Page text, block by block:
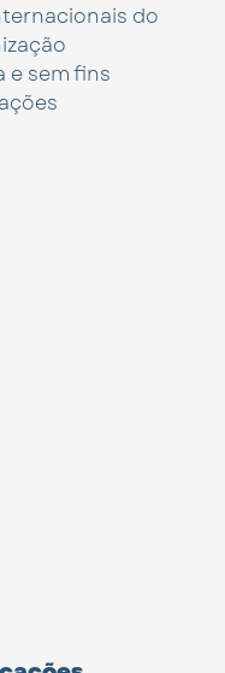
do
e sem fins